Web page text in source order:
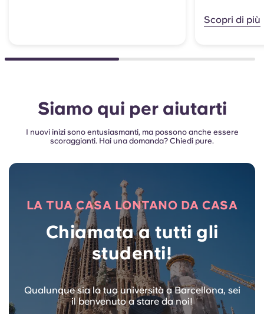
Scopri di più
Siamo qui per aiutarti
I nuovi inizi sono entusiasmanti, ma possono anche essere
scoraggianti. Hai una domanda? Chiedi pure.
LA TUA CASA LONTANO DA CASA
Chiamata a tutti gli
studenti!
Qualunque sia la tua università a Barcellona, sei
il benvenuto a stare da noi!